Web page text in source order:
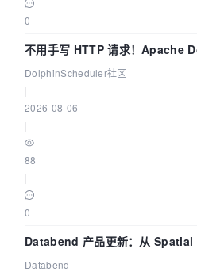
0
不用手写 HTTP 请求！Apache
DolphinScheduler社区
2026-08-06
88
0
Databend 产品更新：从
Databend